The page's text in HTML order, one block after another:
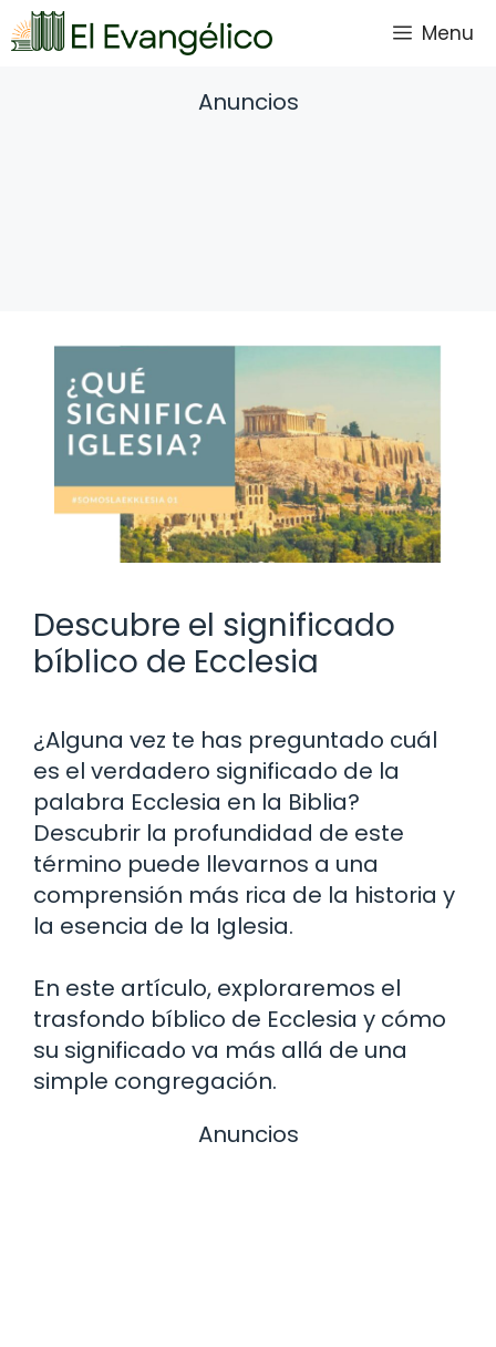
Saltar
al
Menu
Anuncios
Descubre el significado
bíblico de Ecclesia
¿Alguna vez te has preguntado cuál
es el verdadero significado de la
palabra Ecclesia en la Biblia?
Descubrir la profundidad de este
término puede llevarnos a una
comprensión más rica de la historia y
la esencia de la Iglesia.
En este artículo, exploraremos el
trasfondo bíblico de Ecclesia y cómo
su significado va más allá de una
simple congregación.
Anuncios